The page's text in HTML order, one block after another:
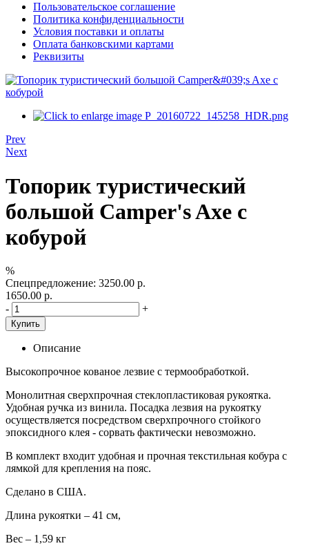
Пользовательское соглашение
Политика конфиденциальности
Условия поставки и оплаты
Оплата банковскими картами
Реквизиты
Prev
Next
Топорик туристический
большой Camper's Axe с
кобурой
%
Спецпредложение: 3250.00 р.
1650.00 р.
-
+
Купить
Описание
Высокопрочное кованое лезвие с термообработкой.
Монолитная сверхпрочная стеклопластиковая рукоятка.
Удобная ручка из винила. Посадка лезвия на рукоятку
осуществляется посредством сверхпрочного стойкого
эпоксидного клея - сорвать фактически невозможно.
В комплект входит удобная и прочная текстильная кобура с
лямкой для крепления на пояс.
Сделано в США.
Длина рукоятки – 41 см,
Вес – 1,59 кг